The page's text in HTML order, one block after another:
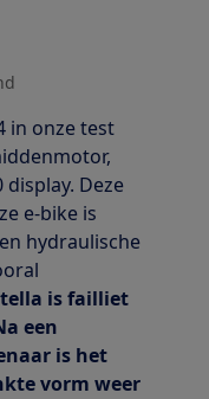
in onze test
display. Deze
e-bike is
hydraulische
is failliet
een
is het
vorm weer